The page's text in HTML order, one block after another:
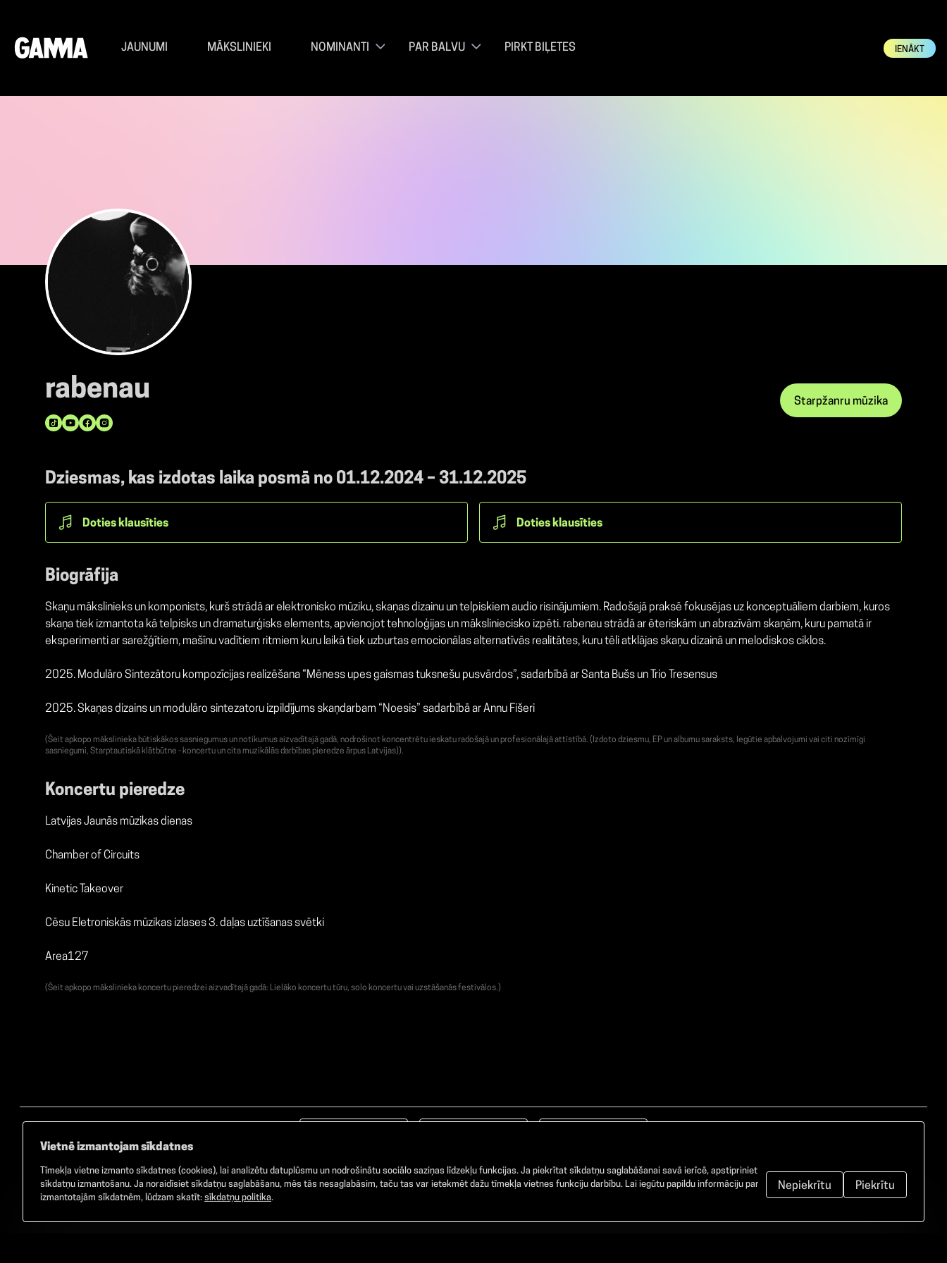
JAUNUMI MĀKSLINIEKI NOMINANTI PAR BALVU PIRKT BIĻETES IENĀKT
rabenau Starpžanru mūzika
Dziesmas, kas izdotas laika posmā no 01.12.2024 – 31.12.2025
Doties klausīties Doties klausīties
Biogrāfija
Skaņu mākslinieks un komponists, kurš strādā ar elektronisko mūziku, skaņas dizainu un telpiskiem audio risinājumiem. Radošajā praksē fokusējas uz konceptuāliem darbiem, kuros
skaņa tiek izmantota kā telpisks un dramaturģisks elements, apvienojot tehnoloģijas un māksliniecisko izpēti. rabenau strādā ar ēteriskām un abrazīvām skaņām, kuru pamatā ir
eksperimenti ar sarežģītiem, mašīnu vadītiem ritmiem kuru laikā tiek uzburtas emocionālas alternatīvās realitātes, kuru tēli atklājas skaņu dizainā un melodiskos ciklos.
2025. Modulāro Sintezātoru kompozīcijas realizēšana “Mēness upes gaismas tuksnešu pusvārdos”, sadarbībā ar Santa Bušs un Trio Tresensus
2025. Skaņas dizains un modulāro sintezatoru izpildījums skaņdarbam “Noesis” sadarbībā ar Annu Fišeri
(Šeit apkopo mākslinieka būtiskākos sasniegumus un notikumus aizvadītajā gadā, nodrošinot koncentrētu ieskatu radošajā un profesionālajā attīstībā. (Izdoto dziesmu, EP un albumu saraksts, Iegūtie apbalvojumi vai citi nozīmīgi
sasniegumi, Starptautiskā klātbūtne - koncertu un cita muzikālās darbības pieredze ārpus Latvijas)).
Koncertu pieredze
Latvijas Jaunās mūzikas dienas
Chamber of Circuits
Kinetic Takeover
Cēsu Eletroniskās mūzikas izlases 3. daļas uztīšanas svētki
Area127
(Šeit apkopo mākslinieka koncertu pieredzei aizvadītajā gadā: Lielāko koncertu tūru, solo koncertu vai uzstāšanās festivālos.)
Vietnē izmantojam sīkdatnes
Tīmekļa vietne izmanto sīkdatnes (cookies), lai analizētu datuplūsmu un nodrošinātu sociālo saziņas līdzekļu funkcijas. Ja piekrītat sīkdatņu saglabāšanai savā ierīcē, apstipriniet
sīkdatņu izmantošanu. Ja noraidīsiet sīkdatņu saglabāšanu, mēs tās nesaglabāsim, taču tas var ietekmēt dažu tīmekļa vietnes funkciju darbību. Lai iegūtu papildu informāciju par
izmantotajām sīkdatnēm, lūdzam skatīt: sīkdatņu politika.
Nepiekrītu Piekrītu